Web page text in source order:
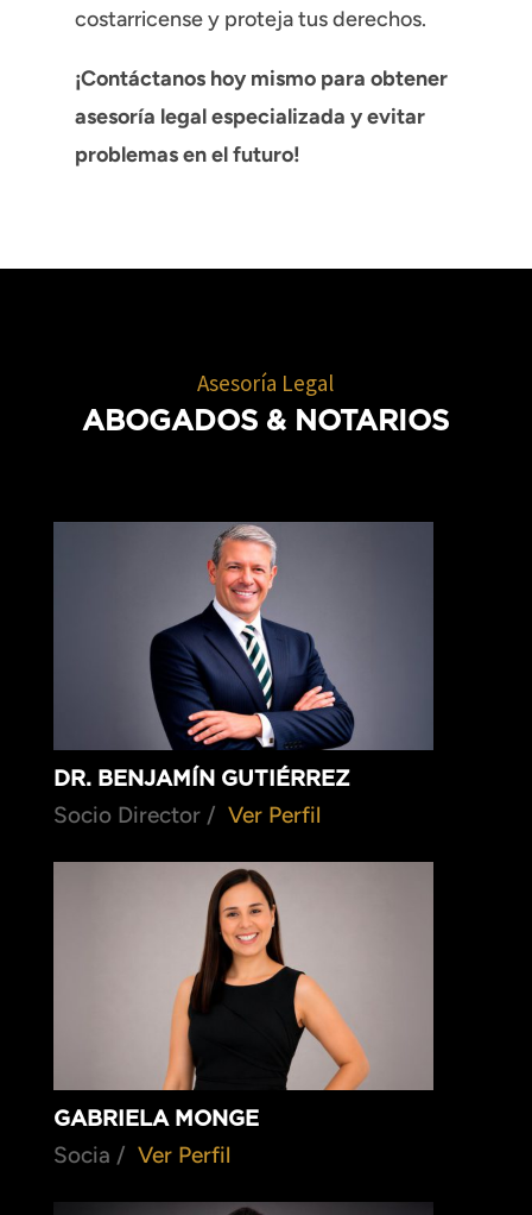
costarricense y proteja tus derechos.
¡Contáctanos hoy mismo para obtener
asesoría legal especializada y evitar
problemas en el futuro!
Asesoría Legal
ABOGADOS & NOTARIOS
DR. BENJAMÍN GUTIÉRREZ
Socio Director / Ver Perfil
GABRIELA MONGE
Socia / Ver Perfil